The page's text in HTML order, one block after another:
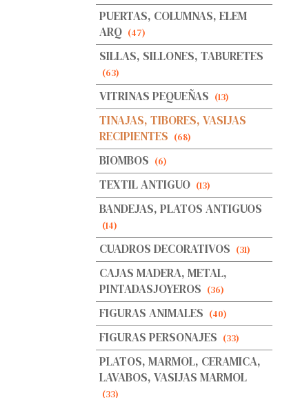
PUERTAS, COLUMNAS, ELEM
ARQ (47)
SILLAS, SILLONES, TABURETES
(63)
VITRINAS PEQUEÑAS (13)
TINAJAS, TIBORES, VASIJAS
RECIPIENTES (68)
BIOMBOS (6)
TEXTIL ANTIGUO (13)
BANDEJAS, PLATOS ANTIGUOS
(14)
CUADROS DECORATIVOS (31)
CAJAS MADERA, METAL,
PINTADASJOYEROS (36)
FIGURAS ANIMALES (40)
FIGURAS PERSONAJES (33)
PLATOS, MARMOL, CERAMICA,
LAVABOS, VASIJAS MARMOL
(33)